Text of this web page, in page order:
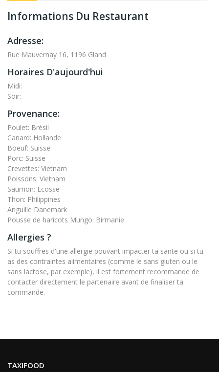
Informations Du Restaurant
Adresse:
Rue Mauvernay 16, 1196 Gland
Horaires D'aujourd'hui
Midi:
Soir:
Provenance:
Poulet: Brésil
Canard: Hollande
Boeuf: Suisse
Porc: Suisse
Crevettes: Vietnam
Poissons: Vietnam
Saumon: Ecosse
Thon: Philippines
Anguille Danemark
Pousse de haricots Mungo: Birmanie
Allergies ?
Si tu souffres d'une allergie pouvant impacter ta sante ou si tu
as des contraintes alimentaires (comme le sans gluten ou le
sans lactose, par exemple), il est fortement recommande de
contacter directement le partenaire avant de finaliser ta
commande.
TAXIFOOD